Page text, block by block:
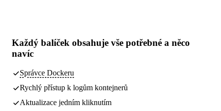
Každý balíček obsahuje vše potřebné a něco
navíc
Správce Dockeru
Rychlý přístup k logům kontejnerů
Aktualizace jedním kliknutím